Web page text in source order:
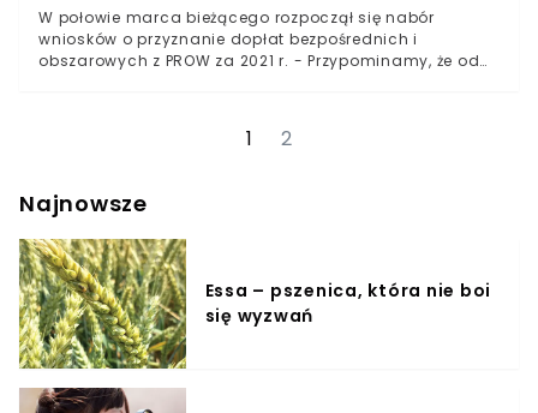
W połowie marca bieżącego rozpoczął się nabór
wniosków o przyznanie dopłat bezpośrednich i
obszarowych z PROW za 2021 r. - Przypominamy, że od
co oznacza, że każdy ubiegający się o dopłaty, musi
1 2
Najnowsze
Essa – pszenica, która nie boi
się wyzwań